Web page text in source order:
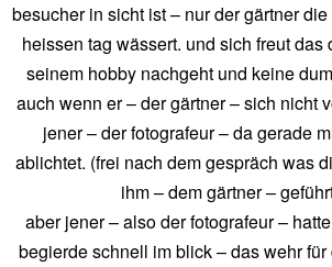
besucher in sicht ist – nur der gärtner
heissen tag wässert. und sich freut das
seinem hobby nachgeht und keine
auch wenn er – der gärtner – sich nicht
jener – der fotografeur – da gerade
ablichtet. (frei nach dem gespräch was
ihm – dem gärtner –
aber jener – also der fotografeur –
begierde schnell im blick – das wehr für